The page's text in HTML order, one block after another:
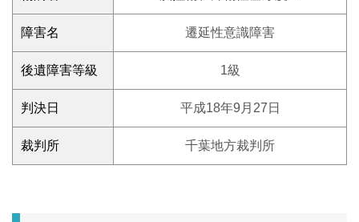
障害名 遷延性意識障害
後遺障害等級 1級
判決日 平成18年9月27日
裁判所 千葉地方裁判所